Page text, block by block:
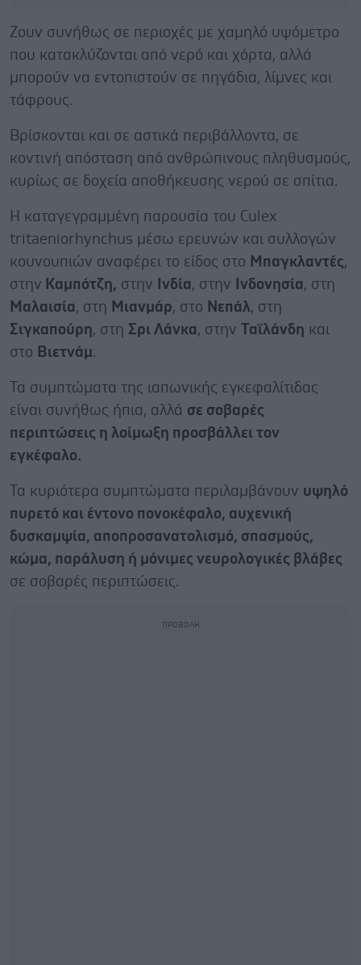
Ζουν συνήθως σε περιοχές με χαμηλό υψόμετρο
που κατακλύζονται από νερό και χόρτα, αλλά
μπορούν να εντοπιστούν σε πηγάδια, λίμνες και
τάφρους.
Βρίσκονται και σε αστικά περιβάλλοντα, σε
κοντινή απόσταση από ανθρώπινους πληθυσμούς,
κυρίως σε δοχεία αποθήκευσης νερού σε σπίτια.
Η καταγεγραμμένη παρουσία του Culex
tritaeniorhynchus μέσω ερευνών και συλλογών
κουνουπιών αναφέρει το είδος στο Μπαγκλαντές,
στην Καμπότζη, στην Ινδία, στην Ινδονησία, στη
Μαλαισία, στη Μιανμάρ, στο Νεπάλ, στη
Σιγκαπούρη, στη Σρι Λάνκα, στην Ταϊλάνδη και
στο Βιετνάμ.
Τα συμπτώματα της ιαπωνικής εγκεφαλίτιδας
είναι συνήθως ήπια, αλλά σε σοβαρές
περιπτώσεις η λοίμωξη προσβάλλει τον
εγκέφαλο.
Τα κυριότερα συμπτώματα περιλαμβάνουν υψηλό
πυρετό και έντονο πονοκέφαλο, αυχενική
δυσκαμψία, αποπροσανατολισμό, σπασμούς,
κώμα, παράλυση ή μόνιμες νευρολογικές βλάβες
σε σοβαρές περιπτώσεις.